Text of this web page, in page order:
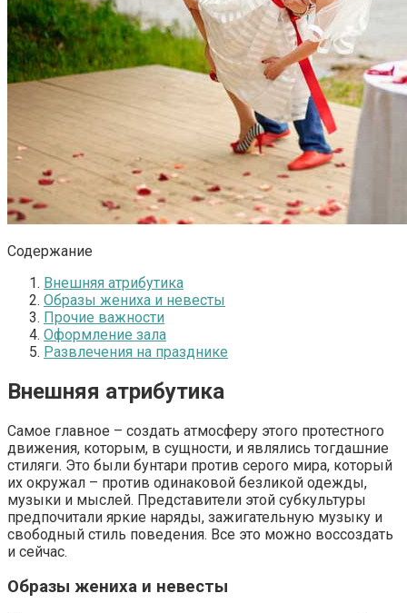
Содержание
Внешняя атрибутика
Образы жениха и невесты
Прочие важности
Оформление зала
Развлечения на празднике
Внешняя атрибутика
Самое главное – создать атмосферу этого протестного
движения, которым, в сущности, и являлись тогдашние
стиляги. Это были бунтари против серого мира, который
их окружал – против одинаковой безликой одежды,
музыки и мыслей. Представители этой субкультуры
предпочитали яркие наряды, зажигательную музыку и
свободный стиль поведения. Все это можно воссоздать
и сейчас.
Образы жениха и невесты